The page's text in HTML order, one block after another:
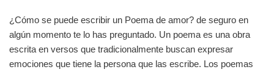
¿Cómo se puede escribir un Poema de amor? de seguro en
algún momento te lo has preguntado. Un poema es una obra
escrita en versos que tradicionalmente buscan expresar
emociones que tiene la persona que las escribe. Los poemas